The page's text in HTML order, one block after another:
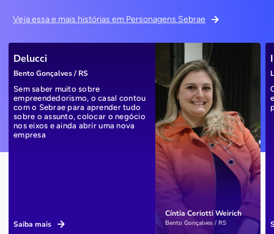
Veja essa e mais histórias em Personagens Sebrae
Cíntia Ceriotti Weirich
Bento Gonçalves / RS
Delucci
Bento Gonçalves / RS
Sem saber muito sobre
empreendedorismo, o casal contou
com o Sebrae para aprender tudo
sobre o assunto, colocar o negócio
nos eixos e ainda abrir uma nova
empresa
Saiba mais